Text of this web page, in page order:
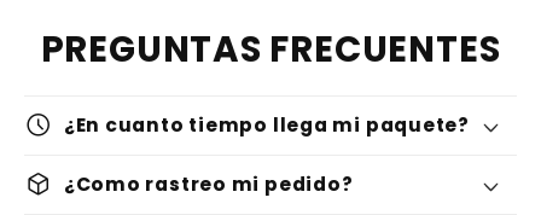
PREGUNTAS FRECUENTES
schedule ¿En cuanto tiempo llega mi paquete?
deployed_code ¿Como rastreo mi pedido?